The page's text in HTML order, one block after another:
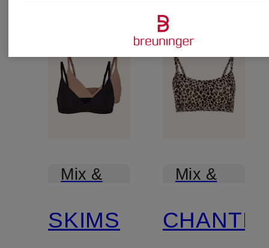
Mix &
SKIMS
Mix &